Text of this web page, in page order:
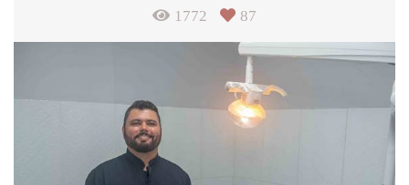
1772
87